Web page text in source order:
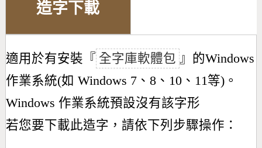
造字下載
適用於有安裝『 全字庫軟體包 』的Windows
作業系統(如 Windows 7、8、10、11等)。
Windows 作業系統預設沒有該字形
若您要下載此造字，請依下列步驟操作：